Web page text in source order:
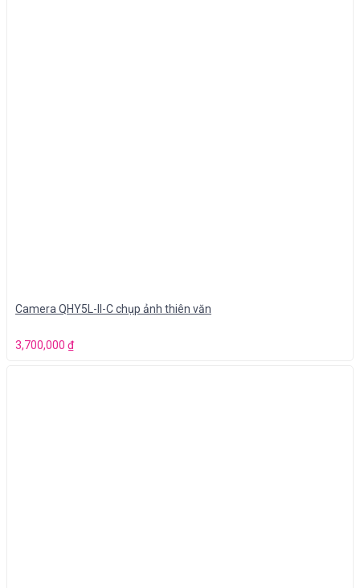
Camera QHY5L-II-C chụp ảnh thiên văn
3,700,000 ₫